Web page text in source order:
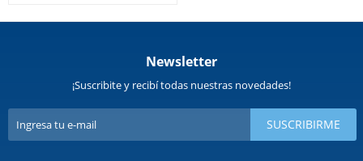
Newsletter
¡Suscribite y recibí todas nuestras novedades!
SUSCRIBIRME